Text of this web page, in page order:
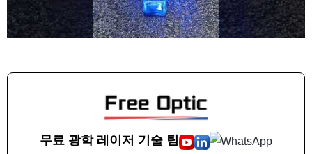
무료 광학 레이저 기술 팀